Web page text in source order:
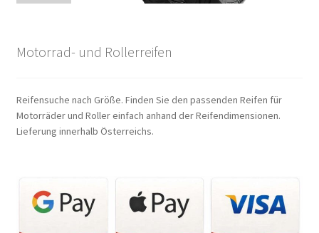
Motorrad- und Rollerreifen
Reifensuche nach Größe. Finden Sie den passenden Reifen für
Motorräder und Roller einfach anhand der Reifendimensionen.
Lieferung innerhalb Österreichs.